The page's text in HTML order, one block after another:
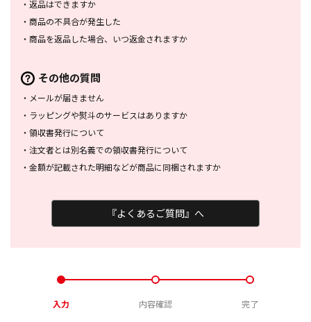
・ 返品はできますか
・ 商品の不具合が発生した
・ 商品を返品した場合、 いつ返金されますか
その他の質問
・ メールが届きません
・ ラッピングや熨斗のサービスはありますか
・ 領収書発行について
・ 注文者とは別名義での領収書発行について
・ 金額が記載された明細などが商品に同梱されますか
『よくあるご質問』へ
入力 内容確認 完了